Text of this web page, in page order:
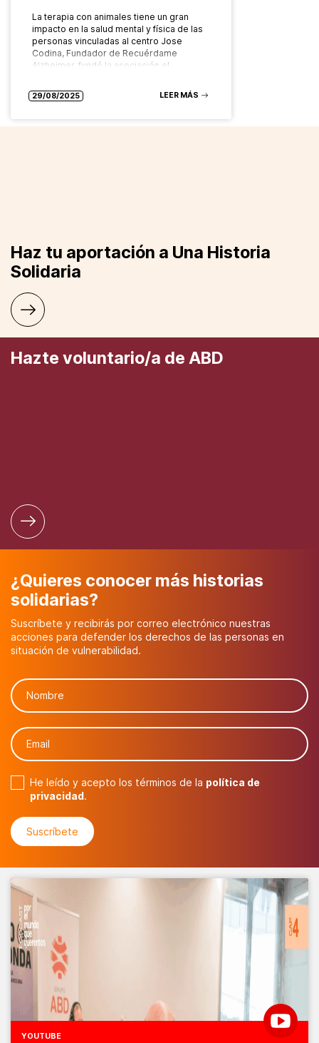
La terapia con animales tiene un gran
impacto en la salud mental y física de las
personas vinculadas al centro Jose
Codina, Fundador de Recuérdame
Alzheimer, fundó la asociación el…
29/08/2025 LEER MÁS
Haz tu aportación a Una Historia
Solidaria
Hazte voluntario/a de ABD
¿Quieres conocer más historias
solidarias?
Suscríbete y recibirás por correo electrónico nuestras
acciones para defender los derechos de las personas en
situación de vulnerabilidad.
He leído y acepto los términos de la política de
privacidad.
YOUTUBE